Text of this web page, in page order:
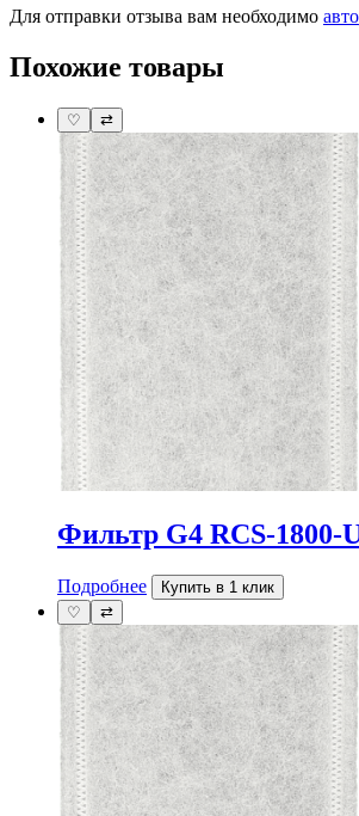
Для отправки отзыва вам необходимо
Похожие товары
♡ ⇄
Фильтр G4 RCS-1800-
Подробнее
Купить в 1 клик
♡
⇄